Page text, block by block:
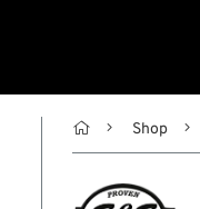
 Shop